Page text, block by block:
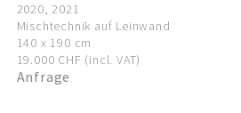
2020, 2021
Mischtechnik auf Leinwand
140 x 190 cm
19.000 CHF (incl. VAT)
Anfrage